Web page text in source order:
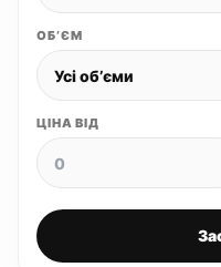
ОБʼЄМ
ЦІНА ВІД